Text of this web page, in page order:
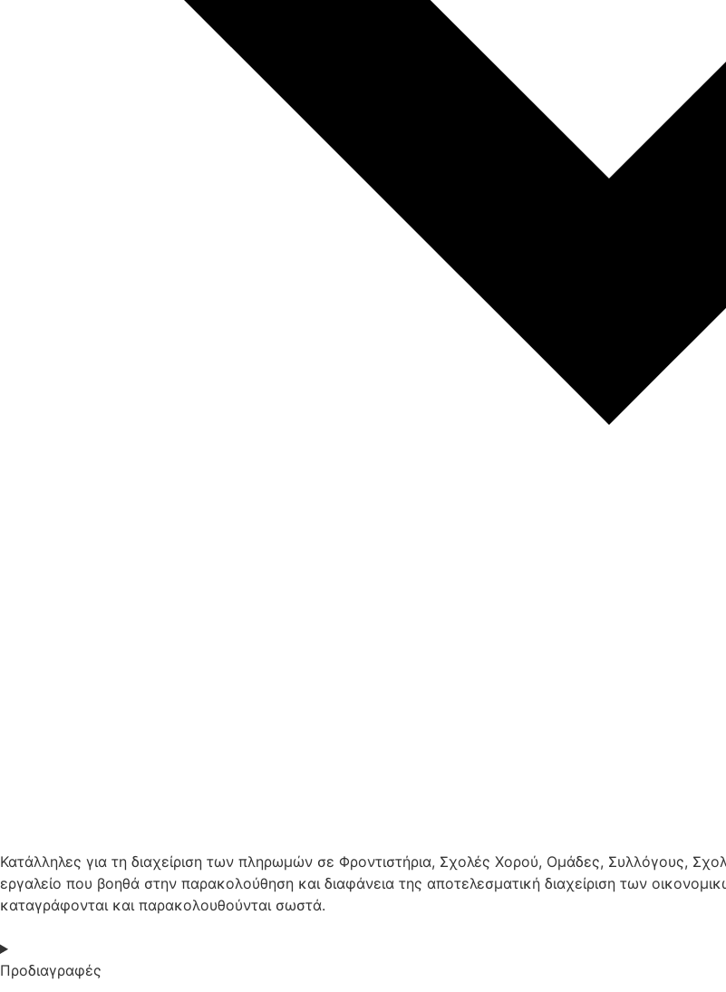
Κατάλληλες για τη διαχείριση των πληρωμών σε Φροντιστήρια, Σχολές Χορού, Ομάδες, Συλλόγους,
εργαλείο που βοηθά στην παρακολούθηση και διαφάνεια της αποτελεσματική διαχείριση των
καταγράφονται και παρακολουθούνται σωστά.
Προδιαγραφές